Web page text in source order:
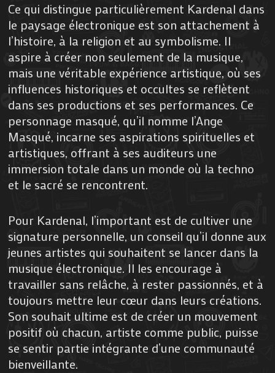
Ce qui distingue particulièrement Kardenal dans
le paysage électronique est son attachement à
l’histoire, à la religion et au symbolisme. Il
aspire à créer non seulement de la musique,
mais une véritable expérience artistique, où ses
influences historiques et occultes se reflètent
dans ses productions et ses performances. Ce
personnage masqué, qu’il nomme l’Ange
Masqué, incarne ses aspirations spirituelles et
artistiques, offrant à ses auditeurs une
immersion totale dans un monde où la techno
et le sacré se rencontrent.
Pour Kardenal, l’important est de cultiver une
signature personnelle, un conseil qu’il donne aux
jeunes artistes qui souhaitent se lancer dans la
musique électronique. Il les encourage à
travailler sans relâche, à rester passionnés, et à
toujours mettre leur cœur dans leurs créations.
Son souhait ultime est de créer un mouvement
positif où chacun, artiste comme public, puisse
se sentir partie intégrante d’une communauté
bienveillante.